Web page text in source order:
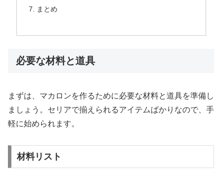
まとめ
必要な材料と道具
まずは、マカロンを作るために必要な材料と道具を準備し
ましょう。セリアで揃えられるアイテムばかりなので、手
軽に始められます。
材料リスト